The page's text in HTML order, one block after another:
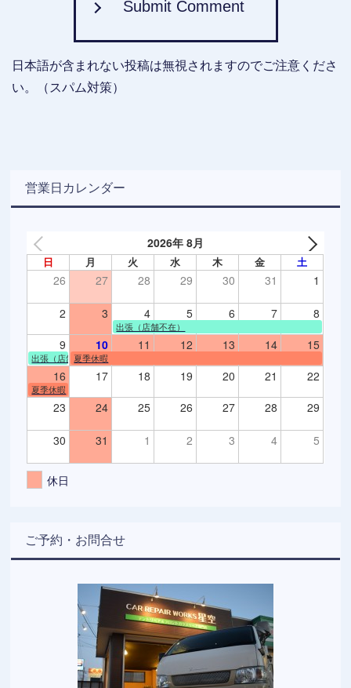
Submit Comment
日本語が含まれない投稿は無視されますのでご注意くださ
い。（スパム対策）
営業日カレンダー
2026年 8月
日 月 火 水 木 金 土
26 27 28 29 30 31 1
2 3 4 5 6 7 8
出張（店舗不在）
9 10 11 12 13 14 15
出張（店舗不在）
夏季休暇
16 17 18 19 20 21 22
夏季休暇
23 24 25 26 27 28 29
30 31 1 2 3 4 5
休日
ご予約・お問合せ